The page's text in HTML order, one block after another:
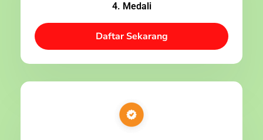
4. Medali
Daftar Sekarang